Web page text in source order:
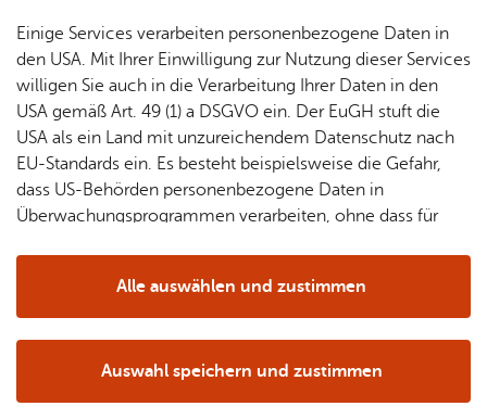
Ämter
A–Z
Diens
t­leis­
tun­gen
A–Z
For­
fent­li­
che
Be­
kannt­
ma­
chun­
& TV
Pres­se
Bil­
dung
& Be­
treu­
ung
Potz­
be­
treu­
ung
Schu­
len
Bau­
stel­len
& Um­
lei­tun­
Um­
welt &
Kli­ma­
Sa­nie­
ren &
bi­li­en
Stadt­
Fa­mi­lie
& Kin­
der
Se­nio­
ren
Woh­
nen
re­frei
Pfle­ge
& Un­
ter­stüt­
zung
Gäs­te­kar­te
Einige Services verarbeiten personenbezogene Daten in
den USA. Mit Ihrer Einwilligung zur Nutzung dieser Services
willigen Sie auch in die Verarbeitung Ihrer Daten in den
USA gemäß Art. 49 (1) a DSGVO ein. Der EuGH stuft die
USA als ein Land mit unzureichendem Datenschutz nach
EU-Standards ein. Es besteht beispielsweise die Gefahr,
dass US-Behörden personenbezogene Daten in
Überwachungsprogrammen verarbeiten, ohne dass für
Auswahl speichern und zustimmen
Alle auswählen und zustimmen